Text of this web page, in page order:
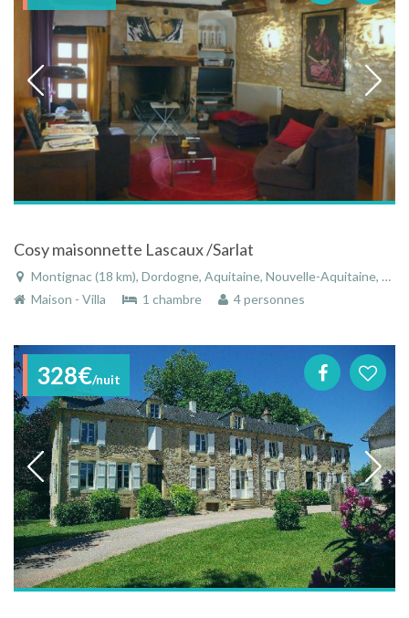
Cosy maisonnette Lascaux /Sarlat
Montignac (18 km), Dordogne, Aquitaine, Nouvelle-Aquitaine, France
Maison - Villa
1 chambre 4 personnes
328€/nuit